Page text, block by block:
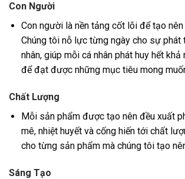
Con Người
Con người là nền tảng cốt lõi để tạo
Chúng tôi nỗ lực từng ngày cho sự phát
nhân, giúp mỗi cá nhân phát huy hết khả
để đạt được những mục tiêu mong
Chất Lượng
Mỗi sản phẩm được tạo nên đều xuất
mê, nhiệt huyết và cống hiến tới chất
cho từng sản phẩm mà chúng tôi tạo
Sáng Tạo